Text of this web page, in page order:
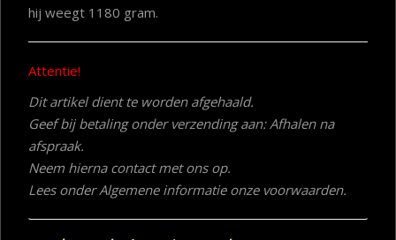
hij weegt 1180 gram.
Attentie!
Dit artikel dient te worden afgehaald.
Geef bij betaling onder verzending aan: Afhalen na
afspraak.
Neem hierna contact met ons op.
Lees onder Algemene informatie onze voorwaarden.